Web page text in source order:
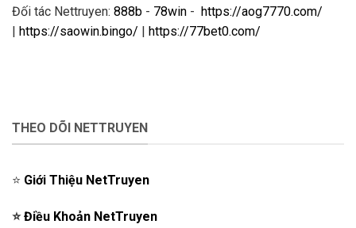
Đối tác Nettruyen: 888b - 78win - https://aog7770.com/
https://saowin.bingo/ https://77bet0.com/
THEO DÕI NETTRUYEN
⭐️ Giới Thiệu NetTruyen
⭐️Điều Khoản NetTruyen